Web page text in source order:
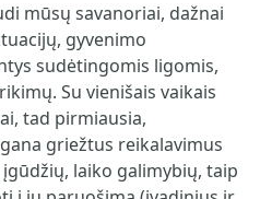
mūsų savanoriai, dažnai
gyvenimo
sudėtingomis ligomis,
Su vienišais vaikais
tad pirmiausia,
griežtus reikalavimus
laiko galimybių, taip